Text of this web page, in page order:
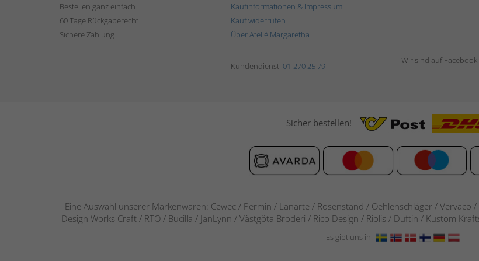
Bestellen ganz einfach
60 Tage Rückgaberecht
Sichere Zahlung
Kaufinformationen & Impressum
Kauf widerrufen
Über Ateljé Margaretha
Kundendienst: 01-270 25 79
Wir sind auf Facebook
Sicher bestellen!
Eine Auswahl unserer Markenwaren: Cewec / Permin / Lanarte / Rosenstand / Oehlenschläger / Vervaco
Design Works Craft / RTO / Bucilla / JanLynn / Västgöta Broderi / Rico Design / Riolis / Duftin / Kustom
Es gibt uns in: